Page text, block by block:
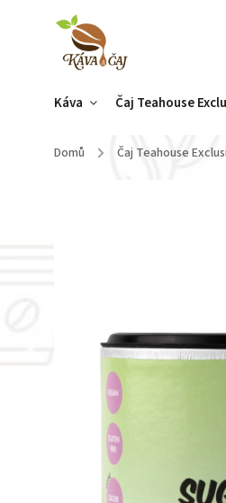
Káva Čaj Teahouse
Domů / Čaj Teahouse